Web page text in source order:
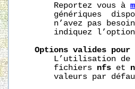
       Reportez vous à
génériques
n’avez pas
indiquez
Options valides pour
L’utilisation de
       fichiers
nfs et
valeurs par